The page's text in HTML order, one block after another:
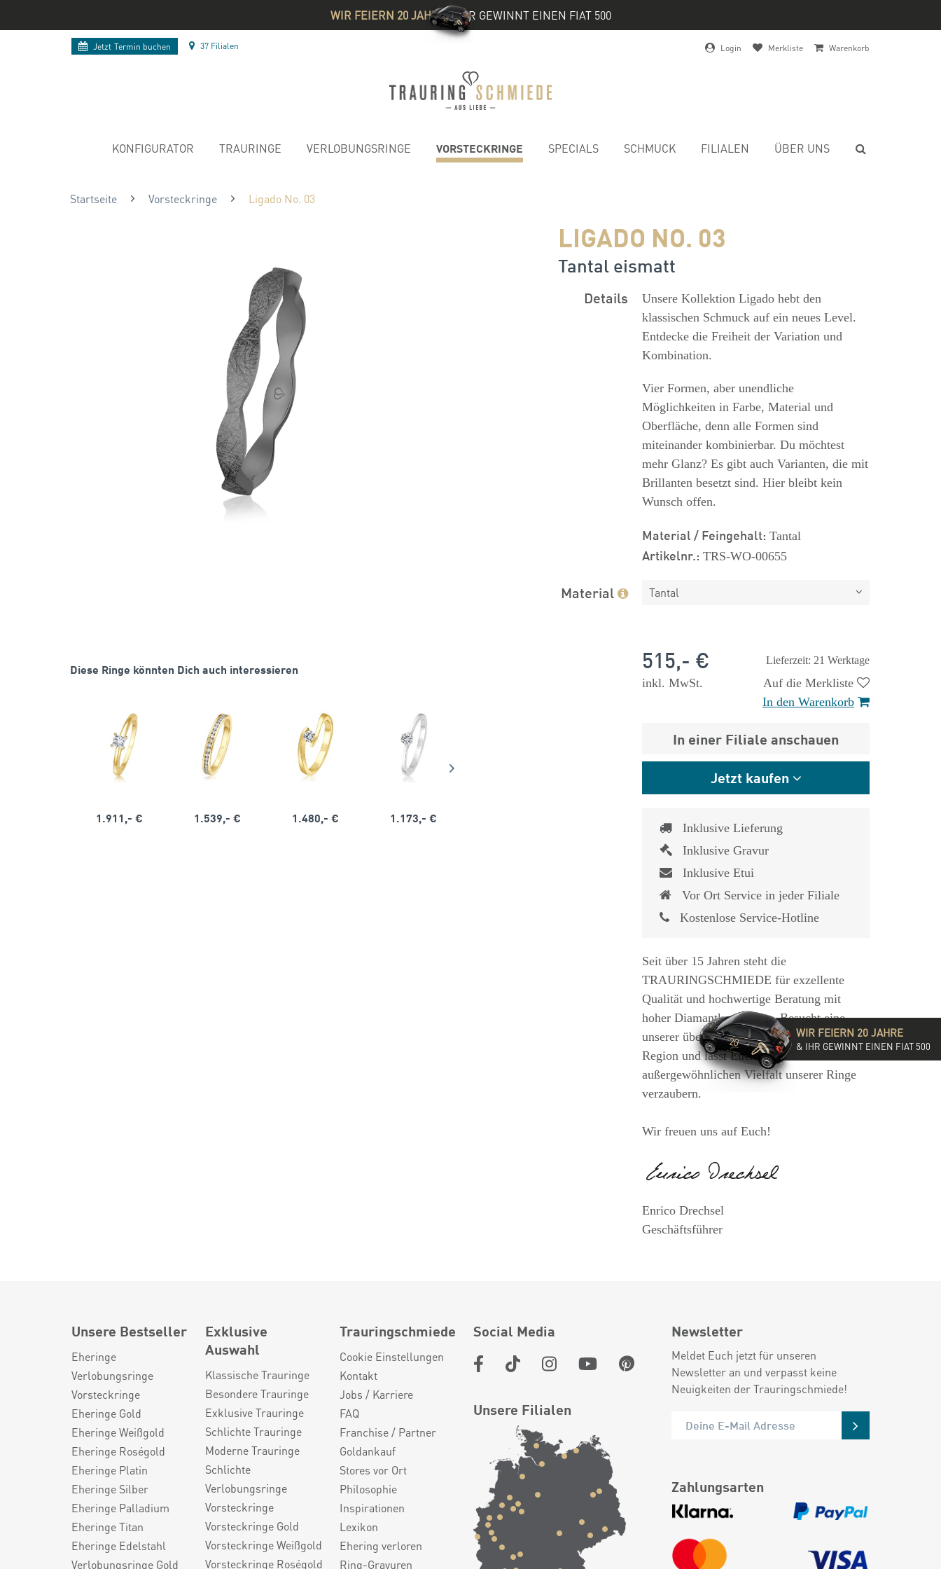
WIR FEIERN 20 JAHRE& IHR GEWINNT EINEN FIAT 500
Jetzt Termin buchen 37 Filialen Login Merkliste Warenkorb
KONFIGURATOR TRAURINGE VERLOBUNGSRINGE VORSTECKRINGE SPECIALS SCHMUCK FILIALEN ÜBER UNS
Startseite Vorsteckringe Ligado No. 03
LIGADO NO. 03
Tantal eismatt
Diese Ringe könnten Dich auch interessieren
1.911,- € 1.539,- € 1.480,- € 1.173,- €
Details
Unsere Kollektion Ligado hebt den
klassischen Schmuck auf ein neues Level.
Entdecke die Freiheit der Variation und
Kombination.
Vier Formen, aber unendliche
Möglichkeiten in Farbe, Material und
Oberfläche, denn alle Formen sind
miteinander kombinierbar. Du möchtest
mehr Glanz? Es gibt auch Varianten, die mit
Brillanten besetzt sind. Hier bleibt kein
Wunsch offen.
Material / Feingehalt: Tantal
Artikelnr.: TRS-WO-00655
Material Tantal
Lieferzeit: 21 Werktage
515,- €
inkl. MwSt.
Auf die Merkliste
In den Warenkorb
In einer Filiale anschauen
Jetzt kaufen
Inklusive Lieferung
Inklusive Gravur
Inklusive Etui
Vor Ort Service in jeder Filiale
Kostenlose Service-Hotline
Seit über 15 Jahren steht die
TRAURINGSCHMIEDE für exzellente
Qualität und hochwertige Beratung mit
hoher Diamantkompetenz. Besucht eine
unserer über 35 Filialen in der DACH-
Region und lasst Euch von der
außergewöhnlichen Vielfalt unserer Ringe
verzaubern.
Wir freuen uns auf Euch!
Enrico Drechsel
Geschäftsführer
Unsere Bestseller
Eheringe
Verlobungsringe
Vorsteckringe
Eheringe Gold
Eheringe Weißgold
Eheringe Roségold
Eheringe Platin
Eheringe Silber
Eheringe Palladium
Eheringe Titan
Eheringe Edelstahl
Verlobungsringe Gold
Exklusive
Auswahl
Klassische Trauringe
Besondere Trauringe
Exklusive Trauringe
Schlichte Trauringe
Moderne Trauringe
Schlichte
Verlobungsringe
Vorsteckringe
Vorsteckringe Gold
Vorsteckringe Weißgold
Vorsteckringe Roségold
Trauringschmiede
Cookie Einstellungen
Kontakt
Jobs / Karriere
FAQ
Franchise / Partner
Goldankauf
Stores vor Ort
Philosophie
Inspirationen
Lexikon
Ehering verloren
Ring-Gravuren
Social Media
Unsere Filialen
Newsletter
Meldet Euch jetzt für unseren
Newsletter an und verpasst keine
Neuigkeiten der Trauringschmiede!
Zahlungsarten
WIR FEIERN 20 JAHRE
& IHR GEWINNT EINEN FIAT 500